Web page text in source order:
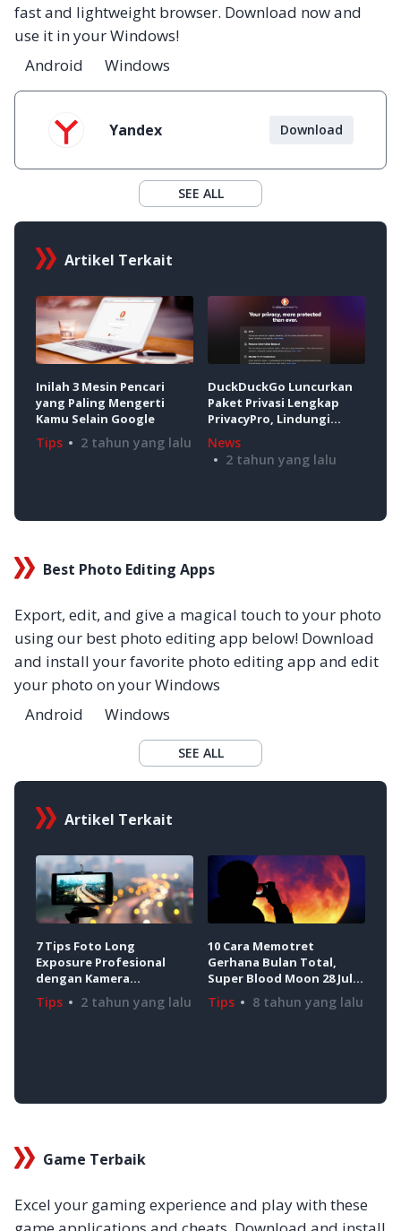
fast and lightweight browser. Download now and
use it in your Windows!
Android
Windows
Yandex Download
SEE ALL
Artikel Terkait
Inilah 3 Mesin Pencari
yang Paling Mengerti
Kamu Selain Google
Tips 2 tahun yang lalu
DuckDuckGo Luncurkan
Paket Privasi Lengkap
PrivacyPro, Lindungi
Privasi Anda Hanya Rp.
149.000 per Bulan
News
2 tahun yang lalu
Best Photo Editing Apps
Export, edit, and give a magical touch to your photo
using our best photo editing app below! Download
and install your favorite photo editing app and edit
your photo on your Windows
Android
Windows
SEE ALL
Artikel Terkait
7 Tips Foto Long
Exposure Profesional
dengan Kamera
Smartphone
Tips 2 tahun yang lalu
10 Cara Memotret
Gerhana Bulan Total,
Super Blood Moon 28 Juli
dengan Kamera
Smartphone
Tips 8 tahun yang lalu
Game Terbaik
Excel your gaming experience and play with these